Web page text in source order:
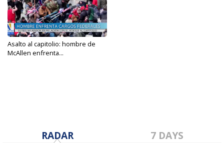
Asalto al capitolio: hombre de
McAllen enfrenta...
RADAR 7 DAYS